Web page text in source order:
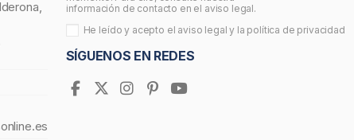
información de contacto en el aviso legal.
He leído y acepto el aviso legal y la política de privacidad
SÍGUENOS EN REDES